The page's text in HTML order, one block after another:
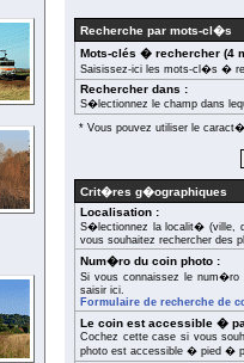
Recherche par mots-cl�s
Mots-clés � rechercher (4
Saisissez-ici les mots-cl�s �
Rechercher dans :
S�lectionnez le champ dans
* Vous pouvez utiliser le
Crit�res g�ographiques
Localisation :
S�lectionnez la localit� (ville,
vous souhaitez rechercher des
Num�ro du coin photo :
Si vous connaissez le
saisir ici.
Formulaire de recherche de
Le coin est accessible �
Cochez cette case si vous
photo est accessible � pied �